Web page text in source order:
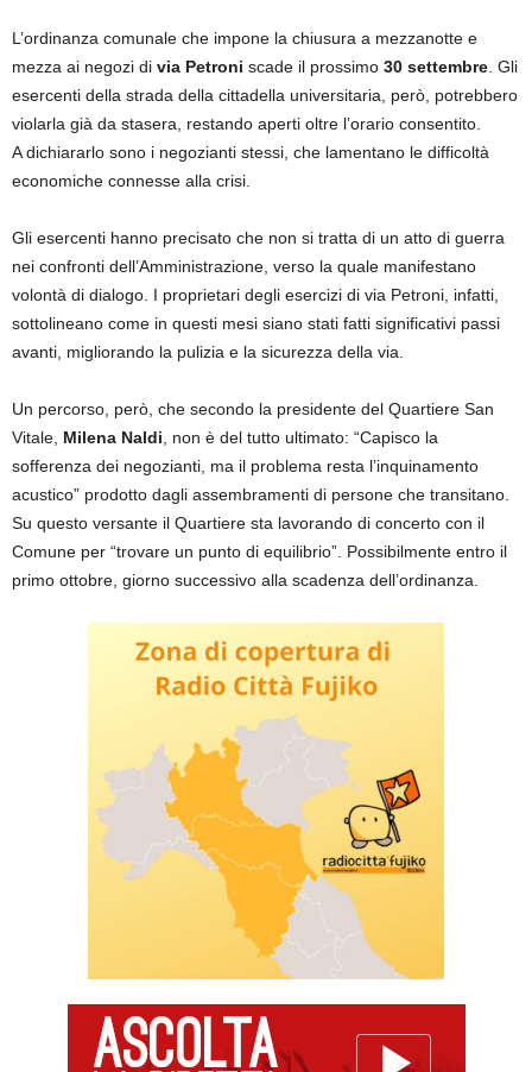
L’ordinanza comunale che impone la chiusura a mezzanotte e
mezza ai negozi di via Petroni scade il prossimo 30 settembre . Gli
esercenti della strada della cittadella universitaria, però, potrebbero
violarla già da stasera, restando aperti oltre l’orario consentito.
A dichiararlo sono i negozianti stessi, che lamentano le difficoltà
economiche connesse alla crisi.
Gli esercenti hanno precisato che non si tratta di un atto di guerra
nei confronti dell’Amministrazione, verso la quale manifestano
volontà di dialogo. I proprietari degli esercizi di via Petroni, infatti,
sottolineano come in questi mesi siano stati fatti significativi passi
avanti, migliorando la pulizia e la sicurezza della via.
Un percorso, però, che secondo la presidente del Quartiere San
Vitale, Milena Naldi , non è del tutto ultimato: “Capisco la
sofferenza dei negozianti, ma il problema resta l’inquinamento
acustico” prodotto dagli assembramenti di persone che transitano.
Su questo versante il Quartiere sta lavorando di concerto con il
Comune per “trovare un punto di equilibrio”. Possibilmente entro il
primo ottobre, giorno successivo alla scadenza dell’ordinanza.